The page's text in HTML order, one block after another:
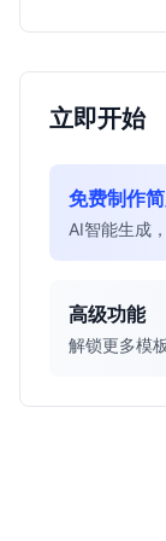
立即开始
免费制作
AI智能生成
高级功能
解锁更多模